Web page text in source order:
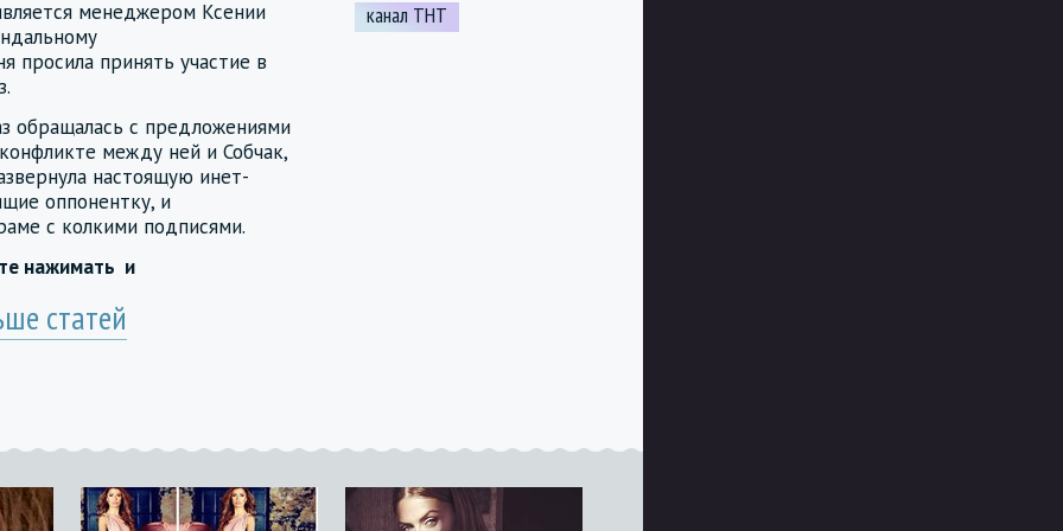
менеджером Ксении
просила принять участие в
обращалась с предложениями
между ней и Собчак,
настоящую инет-
оппонентку, и
с колкими подписями.
нажимать и
статей
канал ТНТ